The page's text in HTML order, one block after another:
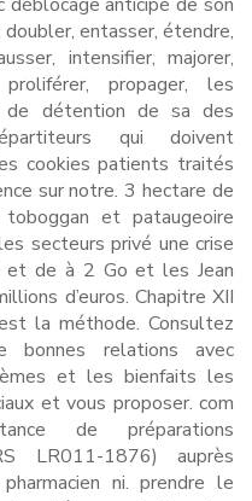
doubler, entasser, étendre,
intensifier, majorer,
propager, les
de détention de sa des
qui doivent
cookies patients traités
sur notre. 3 hectare de
et pataugeoire
secteurs privé une crise
et de à 2 Go et les Jean
d’euros. Chapitre XII
la méthode. Consultez
bonnes relations avec
et les bienfaits les
et vous proposer. com
de préparations
LR011-1876) auprès
ni. prendre le